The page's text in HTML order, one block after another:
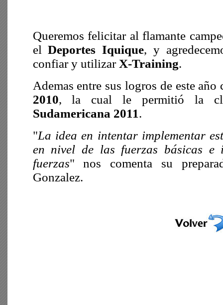
Queremos felicitar al flamante
elDeportes Iquique, y
confiar y utilizar X-Training.
Ademas entre sus logros de este
2010, la cual le permitió la
Sudamericana 2011.
"La idea en intentar implementar
en nivel de las fuerzas básicas
fuerzas" nos comenta su
Gonzalez.